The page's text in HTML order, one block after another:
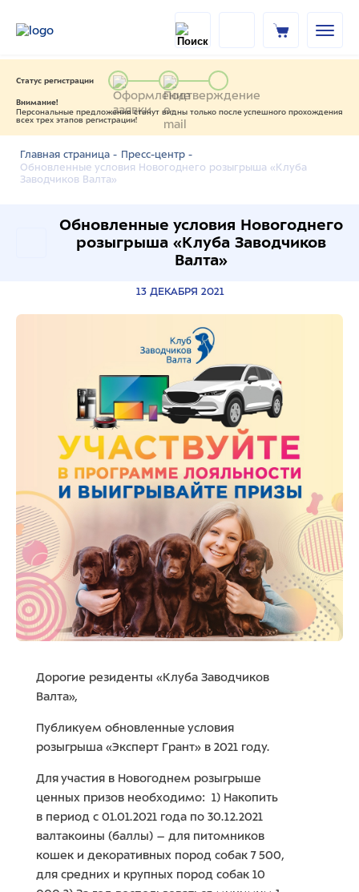
Статус регистрации
Внимание!
Персональные предложения станут видны только после успешного прохождения
всех трех этапов регистрации!
Главная страница - Пресс-центр -
Обновленные условия Новогоднего розыгрыша «Клуба
Заводчиков Валта»
Обновленные условия Новогоднего
розыгрыша «Клуба Заводчиков
Валта»
13 ДЕКАБРЯ 2021
Дорогие резиденты «Клуба Заводчиков
Валта»,
Публикуем обновленные условия
розыгрыша «Эксперт Грант» в 2021 году.
Для участия в Новогоднем розыгрыше
ценных призов необходимо: 1) Накопить
в период с 01.01.2021 года по 30.12.2021
валтакоины (баллы) – для питомников
кошек и декоративных пород собак 7 500,
для средних и крупных пород собак 10